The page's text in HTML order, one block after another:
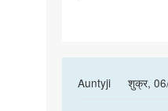
Auntyji
शुक्र,
In